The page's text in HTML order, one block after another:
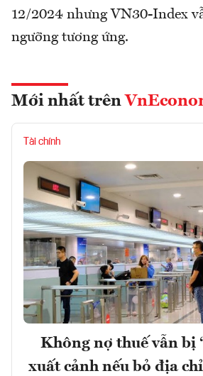
12/2024 nhưng VN30-Index
ngưỡng tương ứng.
Mới nhất trên
Tài chính
Không nợ thuế vẫn bị
xuất cảnh nếu bỏ địa